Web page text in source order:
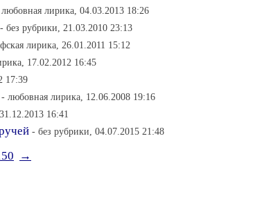
лирика, 04.03.2013 18:26
- без рубрики, 21.03.2010 23:13
лирика, 26.01.2011 15:12
17.02.2012 16:45
17:39
- любовная лирика, 12.06.2008 19:16
16:41
- без рубрики, 04.07.2015 21:48
→